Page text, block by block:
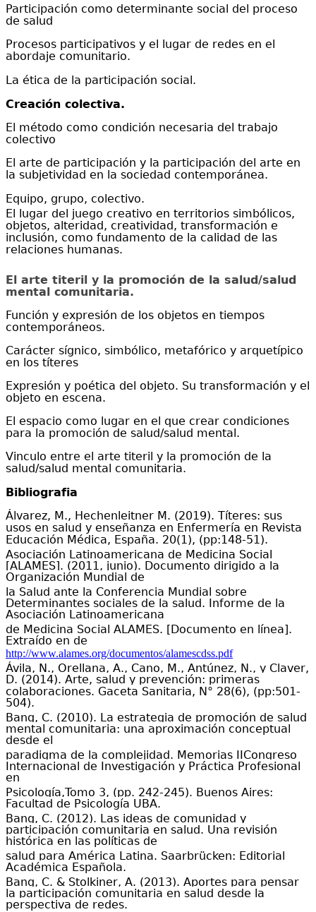
Participación como determinante social del proceso
de salud
Procesos participativos y el lugar de redes en el
abordaje comunitario.
La ética de la participación social.
Creación colectiva.
El método como condición necesaria del trabajo
colectivo
El arte de participación y la participación del arte en
la subjetividad en la sociedad contemporánea.
Equipo, grupo, colectivo.
El lugar del juego creativo en territorios simbólicos,
objetos, alteridad, creatividad, transformación e
inclusión, como fundamento de la calidad de las
relaciones humanas.
El arte titeril y la promoción de la salud/salud
mental comunitaria.
Función y expresión de los objetos en tiempos
contemporáneos.
Carácter sígnico, simbólico, metafórico y arquetípico
en los títeres
Expresión y poética del objeto. Su transformación y el
objeto en escena.
El espacio como lugar en el que crear condiciones
para la promoción de salud/salud mental.
Vinculo entre el arte titeril y la promoción de la
salud/salud mental comunitaria.
Bibliografia
Álvarez, M., Hechenleitner M. (2019). Títeres: sus
usos en salud y enseñanza en Enfermería en Revista
Educación Médica, España. 20(1), (pp:148-51).
Asociación Latinoamericana de Medicina Social
[ALAMES]. (2011, junio). Documento dirigido a la
Organización Mundial de
la Salud ante la Conferencia Mundial sobre
Determinantes sociales de la salud. Informe de la
Asociación Latinoamericana
de Medicina Social ALAMES. [Documento en línea].
Extraído en de
http://www.alames.org/documentos/alamescdss.pdf
Ávila, N., Orellana, A., Cano, M., Antúnez, N., y Claver,
D. (2014). Arte, salud y prevención: primeras
colaboraciones. Gaceta Sanitaria, N° 28(6), (pp:501-
504).
Bang, C. (2010). La estrategia de promoción de salud
mental comunitaria: una aproximación conceptual
desde el
paradigma de la complejidad. Memorias IICongreso
Internacional de Investigación y Práctica Profesional
en
Psicología,Tomo 3, (pp. 242-245). Buenos Aires:
Facultad de Psicología UBA.
Bang, C. (2012). Las ideas de comunidad y
participación comunitaria en salud. Una revisión
histórica en las políticas de
salud para América Latina. Saarbrücken: Editorial
Académica Española.
Bang, C. & Stolkiner, A. (2013). Aportes para pensar
la participación comunitaria en salud desde la
perspectiva de redes.